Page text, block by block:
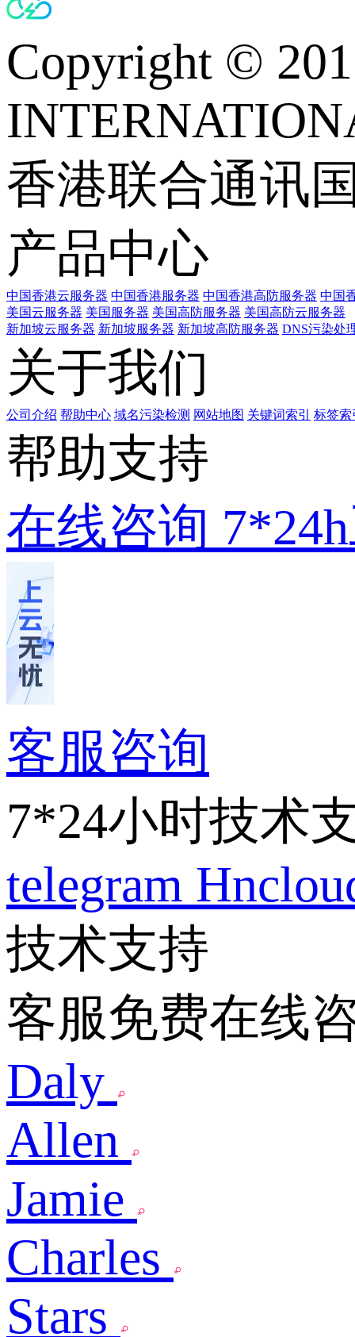
Copyright ©
香港联合通讯
产品中心
中国香港云服务器 中国香港服务器 中国香港高防服务器 中国
美国云服务器 美国服务器 美国高防服务器 美国高防云服务器
新加坡云服务器 新加坡服务器 新加坡高防服务器 DNS污染处
关于我们
公司介绍 帮助中心 域名污染检测 网站地图 关键词索引 标签索
帮助支持
在线咨询
客服咨询
7*24小时技术
telegram
技术支持
客服免费在线
Daly
Allen
Jamie
Charles
Stars